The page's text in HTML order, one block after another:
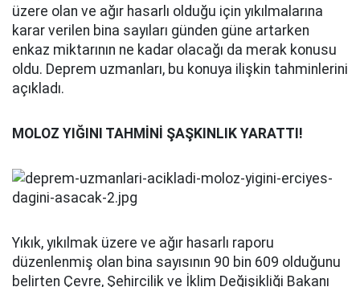
üzere olan ve ağır hasarlı olduğu için yıkılmalarına
karar verilen bina sayıları günden güne artarken
enkaz miktarının ne kadar olacağı da merak konusu
oldu. Deprem uzmanları, bu konuya ilişkin tahminlerini
açıkladı.
MOLOZ YIĞINI TAHMİNİ ŞAŞKINLIK YARATTI!
Yıkık, yıkılmak üzere ve ağır hasarlı raporu
düzenlenmiş olan bina sayısının 90 bin 609 olduğunu
belirten Çevre, Şehircilik ve İklim Değişikliği Bakanı